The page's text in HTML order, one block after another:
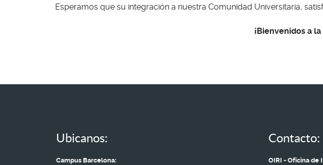
Esperamos que su integración a nuestra Comunidad Universitaria,
¡Bienvenidos a
Ubicanos:
Campus Barcelona:
Contacto:
OIRI - Oficina de